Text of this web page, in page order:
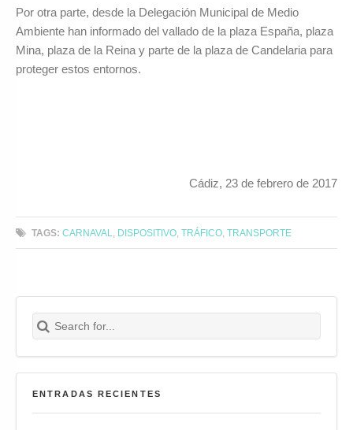
Por otra parte, desde la Delegación Municipal de Medio
Ambiente han informado del vallado de la plaza España, plaza
Mina, plaza de la Reina y parte de la plaza de Candelaria para
proteger estos entornos.
Cádiz, 23 de febrero de 2017
TAGS: CARNAVAL DISPOSITIVO ,TRÁFICO ,TRANSPORTE
Search for:
Buscar
ENTRADAS RECIENTES